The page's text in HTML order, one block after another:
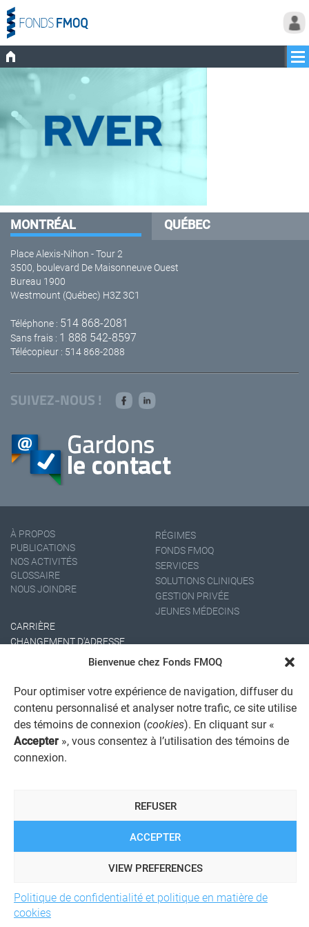
Bienvenue chez Fonds FMOQ
Pour optimiser votre expérience de navigation, diffuser du
contenu personnalisé et analyser notre trafic, ce site utilise
des témoins de connexion (cookies). En cliquant sur «
Accepter », vous consentez à l’utilisation des témoins de
connexion.
ACCEPTER
REFUSER
VIEW PREFERENCES
Politique de confidentialité et politique en matière de
cookies
MONTRÉAL QUÉBEC
Place Alexis-Nihon - Tour 2
3500, boulevard De Maisonneuve Ouest
Bureau 1900
Westmount (Québec) H3Z 3C1
Téléphone : 514 868-2081
Sans frais : 1 888 542-8597
Télécopieur : 514 868-2088
SUIVEZ-NOUS !
À PROPOS
PUBLICATIONS
NOS ACTIVITÉS
GLOSSAIRE
NOUS JOINDRE
RÉGIMES
FONDS FMOQ
SERVICES
SOLUTIONS CLINIQUES
GESTION PRIVÉE
JEUNES MÉDECINS
CARRIÈRE
CHANGEMENT D'ADRESSE
AVIS JURIDIQUE GÉNÉRAL
POLITIQUE DE TRAITEMENT DES PLAINTES
REGISTRE DES CONFLITS D'INTÉRÊTS
© 2026 Société de services financiers Fonds FMOQ inc.
droits réservés.